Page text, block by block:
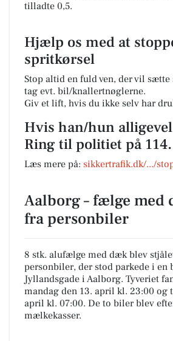
tilladte 0,5.
Hjælp os med at
spritkørsel
Stop altid en fuld ven, der vil
tag evt. bil/knallertnøglerne.
Giv et lift, hvis du ikke selv har
Hvis han/hun
Ring til politiet på 114.
Læs mere på: sikkertrafik.dk/.../
Aalborg – fælge med
fra personbiler
8 stk. alufælge med dæk blev
personbiler, der stod parkede i en
Jyllandsgade i Aalborg. Tyveriet
mandag den 13. april kl. 23:00 og
april kl. 07:00. De to biler blev
mælkekasser.